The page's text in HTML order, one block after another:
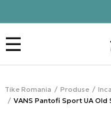
Tike Romania Produse
VANS Pantofi Sport UA Old